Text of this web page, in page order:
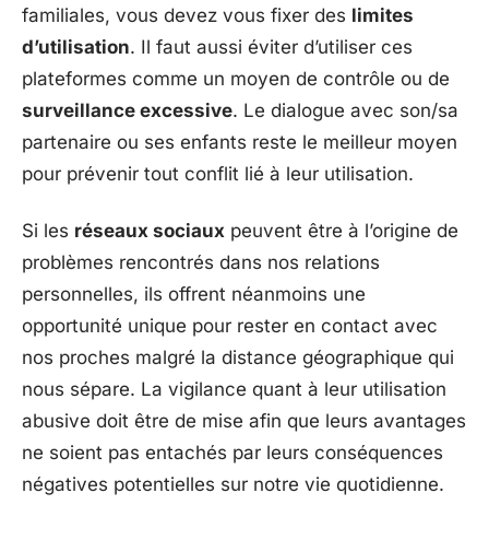
familiales, vous devez vous fixer des limites
d’utilisation. Il faut aussi éviter d’utiliser ces
plateformes comme un moyen de contrôle ou de
surveillance excessive. Le dialogue avec son/sa
partenaire ou ses enfants reste le meilleur moyen
pour prévenir tout conflit lié à leur utilisation.
Si les réseaux sociaux peuvent être à l’origine de
problèmes rencontrés dans nos relations
personnelles, ils offrent néanmoins une
opportunité unique pour rester en contact avec
nos proches malgré la distance géographique qui
nous sépare. La vigilance quant à leur utilisation
abusive doit être de mise afin que leurs avantages
ne soient pas entachés par leurs conséquences
négatives potentielles sur notre vie quotidienne.